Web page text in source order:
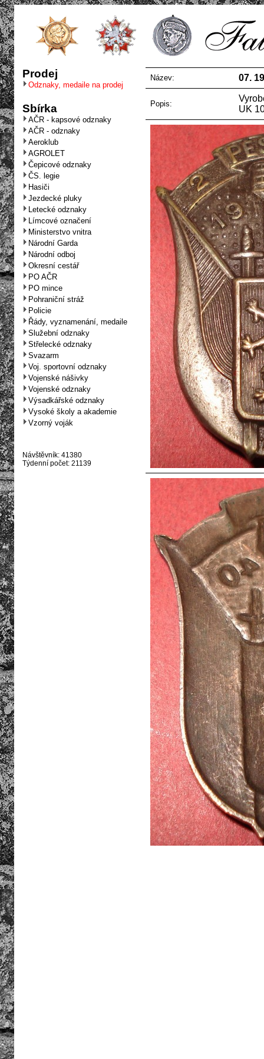
Prodej
Odznaky, medaile na prodej
Sbírka
AČR - kapsové odznaky
AČR - odznaky
Aeroklub
AGROLET
Čepicové odznaky
ČS. legie
Hasiči
Jezdecké pluky
Letecké odznaky
Límcové označení
Ministerstvo vnitra
Národní Garda
Národní odboj
Okresní cestář
PO AČR
PO mince
Pohraniční stráž
Policie
Řády, vyznamenání, medaile
Služební odznaky
Střelecké odznaky
Svazarm
Voj. sportovní odznaky
Vojenské nášivky
Vojenské odznaky
Výsadkářské odznaky
Vysoké školy a akademie
Vzorný voják
Návštěvník: 41380
Týdenní počet: 21139
Název: 07.
Popis:
UK